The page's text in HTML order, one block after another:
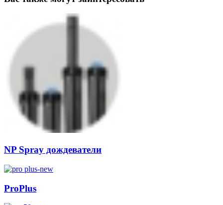
NP Spray дождеватели
ProPlus